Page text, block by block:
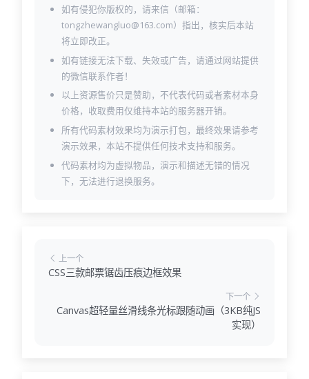
如有侵犯你版权的，请来信（邮箱：
tongzhewangluo@163.com）指出，核实后本站
将立即改正。
如有链接无法下载、失效或广告，请通过网站提供
的微信联系作者！
以上资源售价只是赞助，不代表代码或者素材本身
价格，收取费用仅维持本站的服务器开销。
所有代码素材效果均为演示打包，最终效果请参考
演示效果，本站不提供任何技术支持和服务。
代码素材均为虚拟物品，演示和描述无错的情况
下，无法进行退换服务。
上一个
CSS三款邮票锯齿压痕边框效果
下一个
Canvas超轻量丝滑线条光标跟随动画（3KB纯JS
实现）